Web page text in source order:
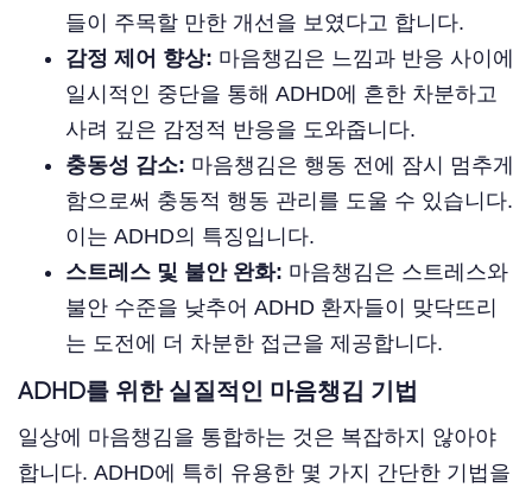
들이 주목할 만한 개선을 보였다고 합니다.
감정 제어 향상: 마음챙김은 느낌과 반응 사이에
일시적인 중단을 통해 ADHD에 흔한 차분하고
사려 깊은 감정적 반응을 도와줍니다.
충동성 감소: 마음챙김은 행동 전에 잠시 멈추게
함으로써 충동적 행동 관리를 도울 수 있습니다.
이는 ADHD의 특징입니다.
스트레스 및 불안 완화: 마음챙김은 스트레스와
불안 수준을 낮추어 ADHD 환자들이 맞닥뜨리
는 도전에 더 차분한 접근을 제공합니다.
ADHD를 위한 실질적인 마음챙김 기법
일상에 마음챙김을 통합하는 것은 복잡하지 않아야
합니다. ADHD에 특히 유용한 몇 가지 간단한 기법을